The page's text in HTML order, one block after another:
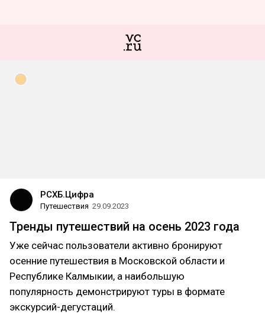
РСХБ.Цифра
Путешествия 29.09.2023
Тренды путешествий на осень 2023 года
Уже сейчас пользователи активно бронируют
осенние путешествия в Московской области и
Республике Калмыкии, а наибольшую
популярность демонстрируют туры в формате
экскурсий-дегустаций.